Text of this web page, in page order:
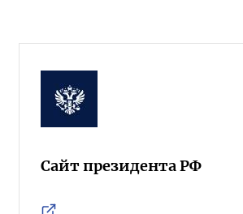
Сайт президента РФ